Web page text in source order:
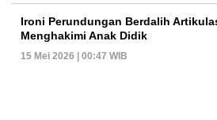
Ironi Perundungan Berdalih
Menghakimi Anak Didik
15 Mei 2026 | 00:47 WIB